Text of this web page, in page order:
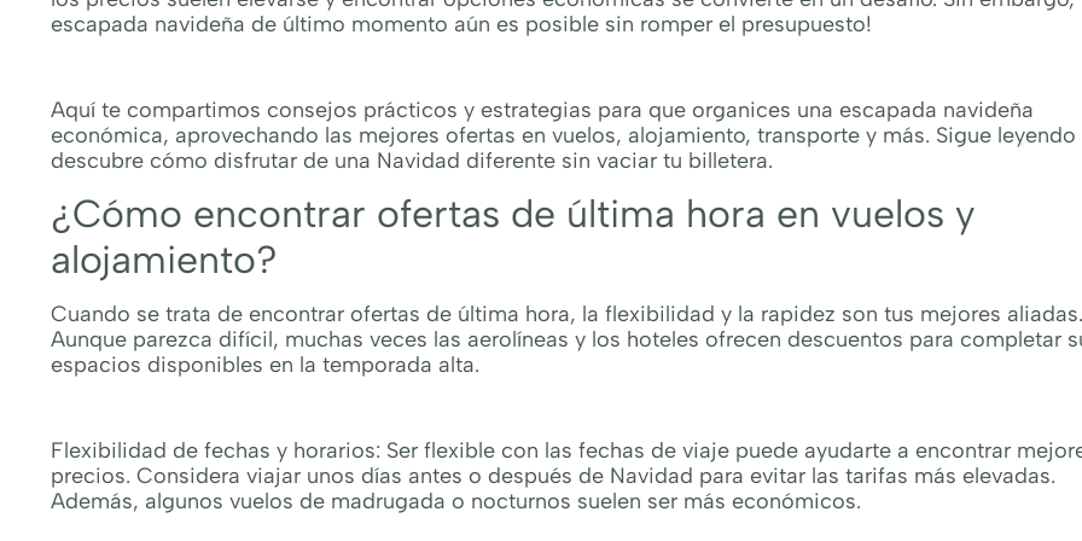
escapada navideña de último momento aún es posible sin romper el presupuesto!
Aquí te compartimos consejos prácticos y estrategias para que organices una escapada navideña
económica, aprovechando las mejores ofertas en vuelos, alojamiento, transporte y más. Sigue leyendo
descubre cómo disfrutar de una Navidad diferente sin vaciar tu billetera.
¿Cómo encontrar ofertas de última hora en vuelos y
alojamiento?
Cuando se trata de encontrar ofertas de última hora, la flexibilidad y la rapidez son tus mejores aliadas.
Aunque parezca difícil, muchas veces las aerolíneas y los hoteles ofrecen descuentos para completar
espacios disponibles en la temporada alta.
Flexibilidad de fechas y horarios: Ser flexible con las fechas de viaje puede ayudarte a encontrar
precios. Considera viajar unos días antes o después de Navidad para evitar las tarifas más elevadas.
Además, algunos vuelos de madrugada o nocturnos suelen ser más económicos.